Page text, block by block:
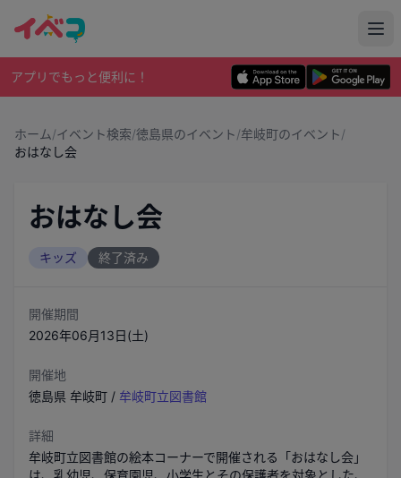
アプリでもっと便利に！
ホーム/イベント検索/徳島県のイベント/牟岐町のイベント/
おはなし会
おはなし会
キッズ 終了済み
開催期間
2026年06月13日(土)
開催地
徳島県 牟岐町 / 牟岐町立図書館
詳細
牟岐町立図書館の絵本コーナーで開催される「おはなし会」
は、乳幼児、保育園児、小学生とその保護者を対象とした、